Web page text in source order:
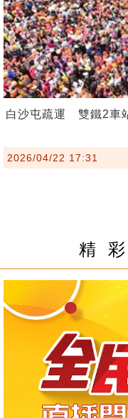
白沙屯疏運 雙鐵2車
2026/04/22 17:31
精